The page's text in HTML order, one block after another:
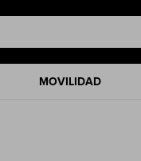
MOVILIDAD